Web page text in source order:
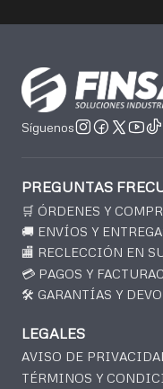
Síguenos
PREGUNTAS
🛒 ÓRDENES Y
🚚 ENVÍOS Y
🏬 RECLECCIÓN EN
💳 PAGOS Y
🛠️ GARANTÍAS Y
LEGALES
AVISO DE
TÉRMINOS Y